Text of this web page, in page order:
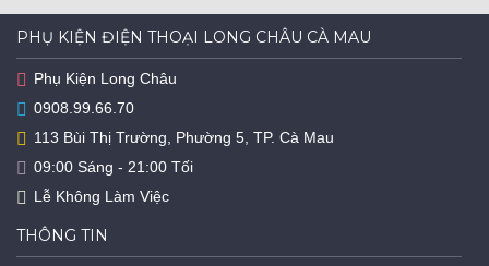
PHỤ KIỆN ĐIỆN THOẠI LONG CHÂU CÀ MAU
Phụ Kiện Long Châu
0908.99.66.70
113 Bùi Thị Trường, Phường 5, TP. Cà Mau
09:00 Sáng - 21:00 Tối
Lễ Không Làm Việc
THÔNG TIN